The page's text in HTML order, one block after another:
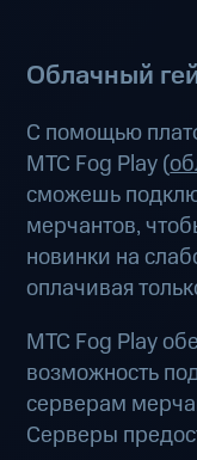
Облачный
С помощью
МТС Fog Play (
сможешь
мерчантов,
новинки на
оплачивая
МТС Fog Play
возможность
серверам
Серверы